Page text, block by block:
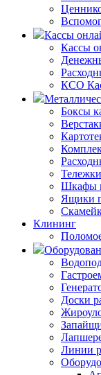
Кассы
Кассы
КСО
Боксы
Шкафы
Ящики
Клининг
Доски
Линии